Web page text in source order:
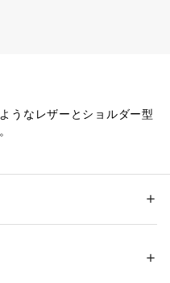
うなレザーとショルダー型
は素敵なプレゼントを、悪
ぶりながらマチが大きめで